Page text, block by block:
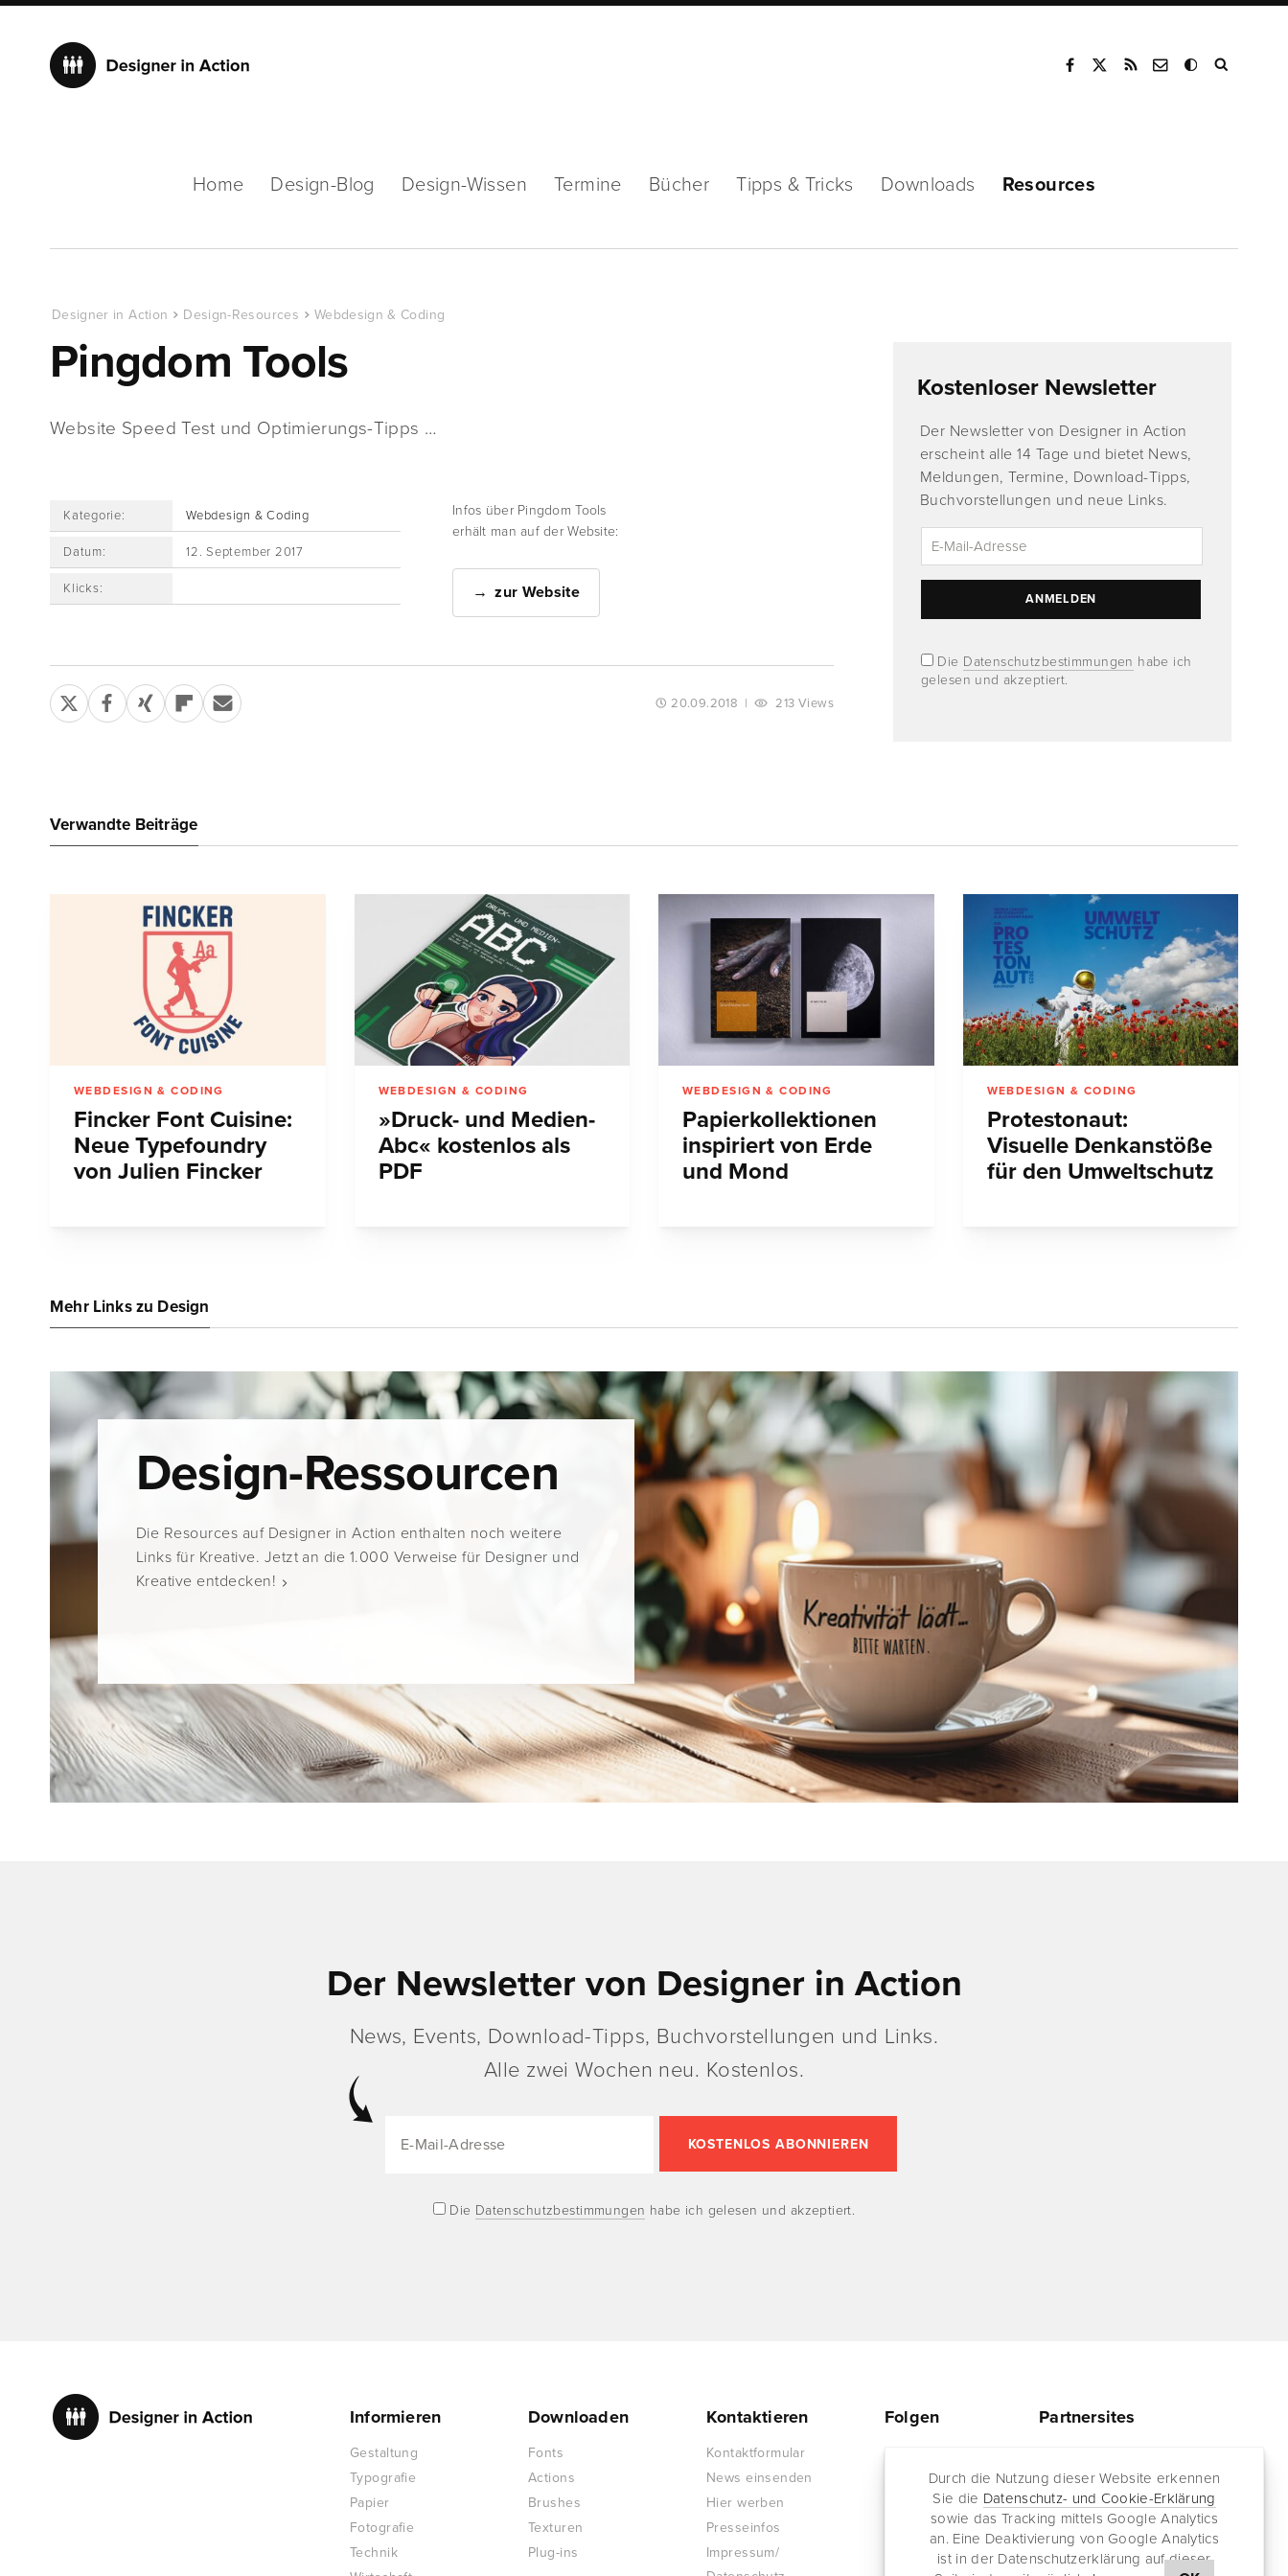
Durch die Nutzung dieser Website erkennen
Sie die Datenschutz- und Cookie-Erklärung
sowie das Tracking mittels Google Analytics
an. Eine Deaktivierung von Google Analytics
ist in der Datenschutzerklärung auf dieser
Home Design-Blog Design-Wissen Termine Bücher Tipps & Tricks Downloads Resources
Designer in Action Design-Resources Webdesign & Coding
Pingdom Tools
Website Speed Test und Optimierungs-Tipps …
Kategorie: Webdesign & Coding
Datum: 12. September 2017
Klicks:
Infos über Pingdom Tools
erhält man auf der Website:
zur Website
20.09.2018 | 213 Views
Kostenloser Newsletter
Der Newsletter von Designer in Action
erscheint alle 14 Tage und bietet News,
Meldungen, Termine, Download-Tipps,
Buchvorstellungen und neue Links.
Die Datenschutzbestimmungen habe ich
gelesen und akzeptiert.
Verwandte Beiträge
WEBDESIGN & CODING
Fincker Font Cuisine:
Neue Typefoundry
von Julien Fincker
WEBDESIGN & CODING
»Druck- und Medien-
Abc« kostenlos als
PDF
WEBDESIGN & CODING
Papierkollektionen
inspiriert von Erde
und Mond
WEBDESIGN & CODING
Protestonaut:
Visuelle Denkanstöße
für den Umweltschutz
Mehr Links zu Design
Design-Ressourcen
Die Resources auf Designer in Action enthalten noch weitere
Links für Kreative. Jetzt an die 1.000 Verweise für Designer und
Kreative entdecken!
Der Newsletter von Designer in Action
News, Events, Download-Tipps, Buchvorstellungen und Links.
Alle zwei Wochen neu. Kostenlos.
Die Datenschutzbestimmungen habe ich gelesen und akzeptiert.
Informieren
Gestaltung
Typografie
Papier
Fotografie
Technik
Downloaden
Fonts
Actions
Brushes
Texturen
Plug-ins
Kontaktieren
Kontaktformular
News einsenden
Hier werben
Presseinfos
Impressum/
Folgen
Facebook
RSS-Feed
Newsletter
Partnersites
Jazz for me